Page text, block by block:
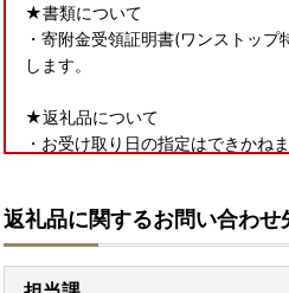
★書類について
・寄附金受領証明書(ワンストッ
します。
★返礼品について
・お受け取り日の指定はできかねま
び寄附金の返金はできかねます。
・手配状況次第では返礼品送付先
人着払い)が発生します。
返礼品に関するお問い合わせ